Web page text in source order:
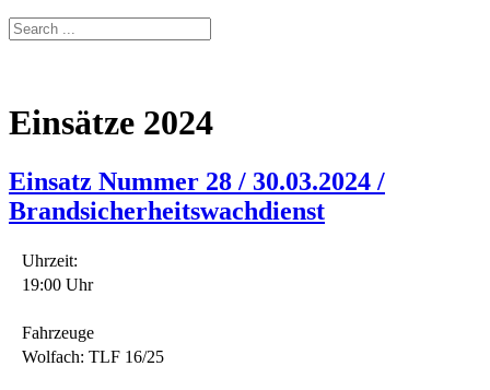
Einsätze 2024
Einsatz Nummer 28 / 30.03.2024 /
Brandsicherheitswachdienst
Uhrzeit:
19:00 Uhr
Fahrzeuge
Wolfach: TLF 16/25